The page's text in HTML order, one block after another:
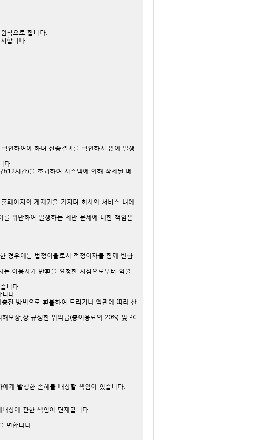
칙으로 합니다.
합니다.
인하여야 하며 전송결과를 확인하지 않아 발생
다.
(12시간)을 초과하여 시스템에 의해 삭제된 메
페이지의 게재권을 가지며 회사의 서비스 내에
위반하여 발생하는 제반 문제에 대한 책임은
경우에는 법정이율로서 적정이자를 함께 반환
이용자가 반환을 요청한 시점으로부터 익월
니다.
다.
전 방법으로 환불하여 드리거나 약관에 따라 산
보상]상 규정한 위약금(총이용료의 20%) 및 PG
게 발생한 손해를 배상할 책임이 있습니다.
상에 관한 책임이 면제됩니다.
면합니다.